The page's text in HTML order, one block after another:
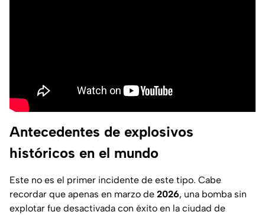
Antecedentes de explosivos
históricos en el mundo
Este no es el primer incidente de este tipo. Cabe
recordar que apenas en marzo de 2026, una bomba sin
explotar fue desactivada con éxito en la ciudad de